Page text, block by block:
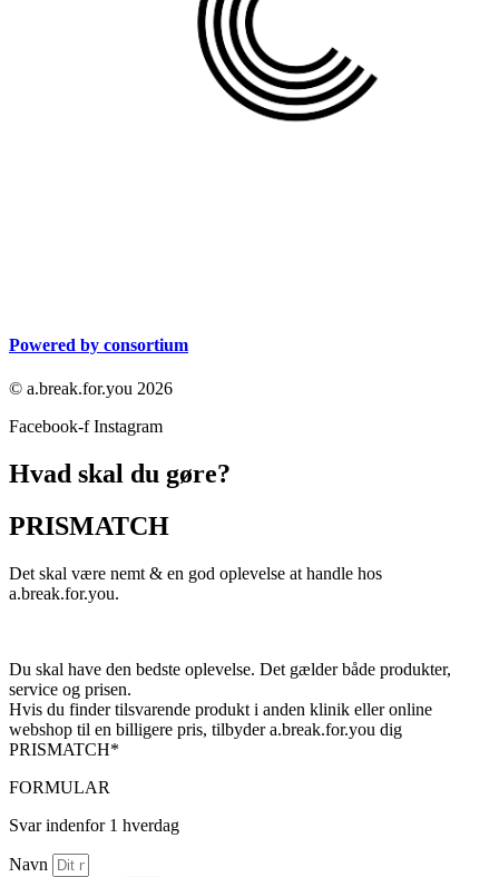
Powered by consortium
© a.break.for.you 2026
Facebook-f Instagram
Hvad skal du gøre?
PRISMATCH
Det skal være nemt & en god oplevelse at handle hos
a.break.for.you.
Du skal have den bedste oplevelse. Det gælder både produkter,
service og prisen.
Hvis du finder tilsvarende produkt i anden klinik eller online
webshop til en billigere pris, tilbyder a.break.for.you dig
PRISMATCH*
FORMULAR
Svar indenfor 1 hverdag
Navn